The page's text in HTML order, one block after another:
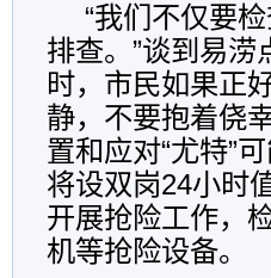
“我们不仅要
排查。”谈到易
时，市民如果正
静，不要抱着侥
置和应对“尤特”
将设双岗24小时
开展抢险工作，
机等抢险设备。